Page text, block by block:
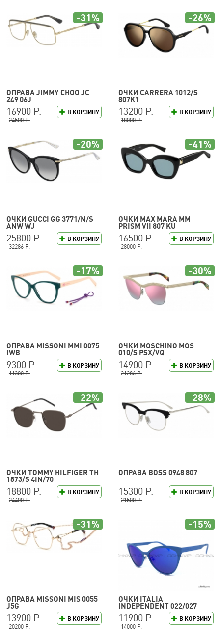
ОПРАВА JIMMY CHOO JC
249 06J
В КОРЗИНУ
16900 Р.
24500 Р.
-31%
ОЧКИ CARRERA 1012/S
807K1
В КОРЗИНУ
13200 Р.
18000 Р.
-26%
ОЧКИ GUCCI GG 3771/N/S
ANW WJ
В КОРЗИНУ
25800 Р.
32286 Р.
-20%
ОЧКИ MAX MARA MM
PRISM VII 807 KU
В КОРЗИНУ
16500 Р.
28000 Р.
-41%
ОПРАВА MISSONI MMI 0075
IWB
В КОРЗИНУ
9300 Р.
11300 Р.
-17%
ОЧКИ MOSCHINO MOS
010/S PSX/VQ
В КОРЗИНУ
14900 Р.
21286 Р.
-30%
ОЧКИ TOMMY HILFIGER TH
1873/S 4IN/70
В КОРЗИНУ
18800 Р.
24400 Р.
-22%
ОПРАВА BOSS 0948 807
В КОРЗИНУ
15300 Р.
21500 Р.
-28%
ОПРАВА MISSONI MIS 0055
J5G
В КОРЗИНУ
13900 Р.
20200 Р.
-31%
ОЧКИ ITALIA
INDEPENDENT 022/027
В КОРЗИНУ
11900 Р.
14000 Р.
-15%